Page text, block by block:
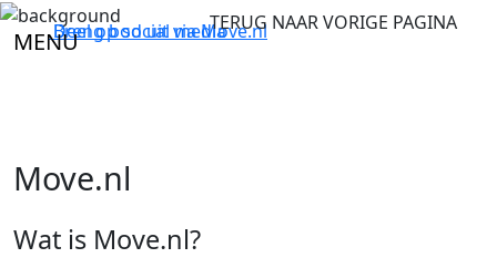
MENU
TERUG NAAR VORIGE PAGINA
Breng bod uit viaMove.nl
Deel op social media
Move.nl
Wat is Move.nl?